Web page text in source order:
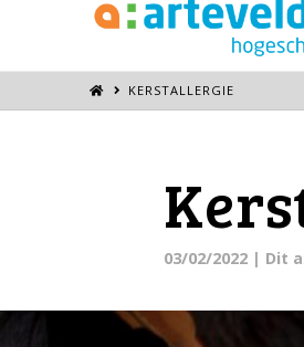
KERSTALLERGIE
03/02/2022| Dit